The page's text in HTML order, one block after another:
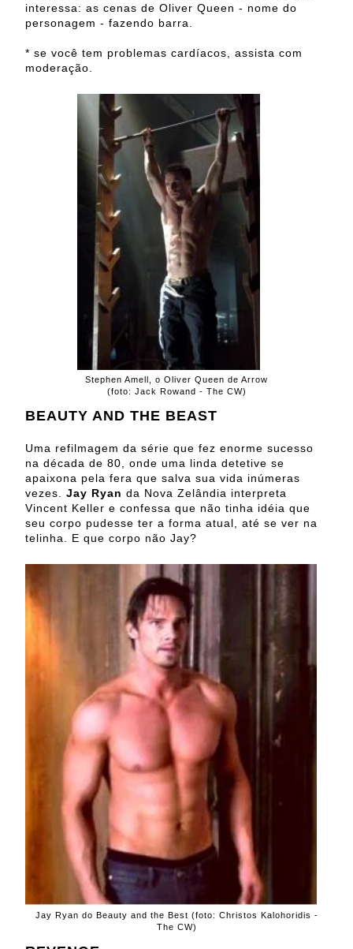
interessa: as cenas de Oliver Queen - nome do
personagem - fazendo barra.
* se você tem problemas cardíacos, assista com
moderação.
Stephen Amell, o Oliver Queen de Arrow
(foto: Jack Rowand - The CW)
BEAUTY AND THE BEAST
Uma refilmagem da série que fez enorme sucesso
na década de 80, onde uma linda detetive se
apaixona pela fera que salva sua vida inúmeras
vezes. Jay Ryan da Nova Zelândia interpreta
Vincent Keller e confessa que não tinha idéia que
seu corpo pudesse ter a forma atual, até se ver na
telinha. E que corpo não Jay?
Jay Ryan do Beauty and the Best (foto: Christos Kalohoridis -
The CW)